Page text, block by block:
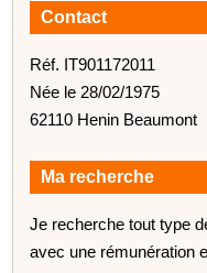
Contact
Réf. IT901172011
Née le 28/02/1975
62110 Henin Beaumont
Ma recherche
Je recherche tout type
avec une rémunération